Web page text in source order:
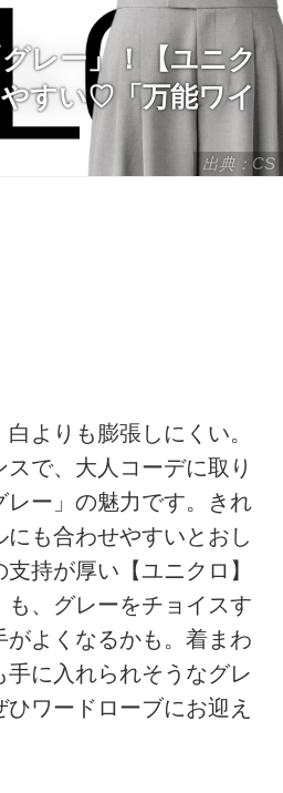
出典：CS
レー」！【ユニク
すい♡「万能ワイ
よりも膨張しにくい。
で、大人コーデに取り
レー」の魅力です。きれ
も合わせやすいとおし
持が厚い【ユニクロ】
、グレーをチョイスす
がよくなるかも。着まわ
手に入れられそうなグレ
ワードローブにお迎え